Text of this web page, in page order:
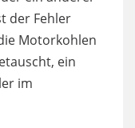
der Fehler
Motorkohlen
ein
im